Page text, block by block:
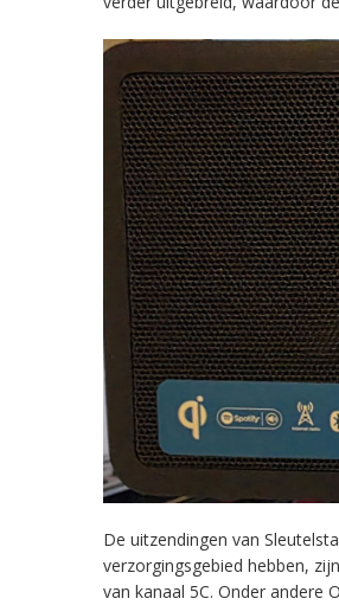
De uitzendingen van
verzorgingsgebied hebben,
van kanaal 5C. Onder andere